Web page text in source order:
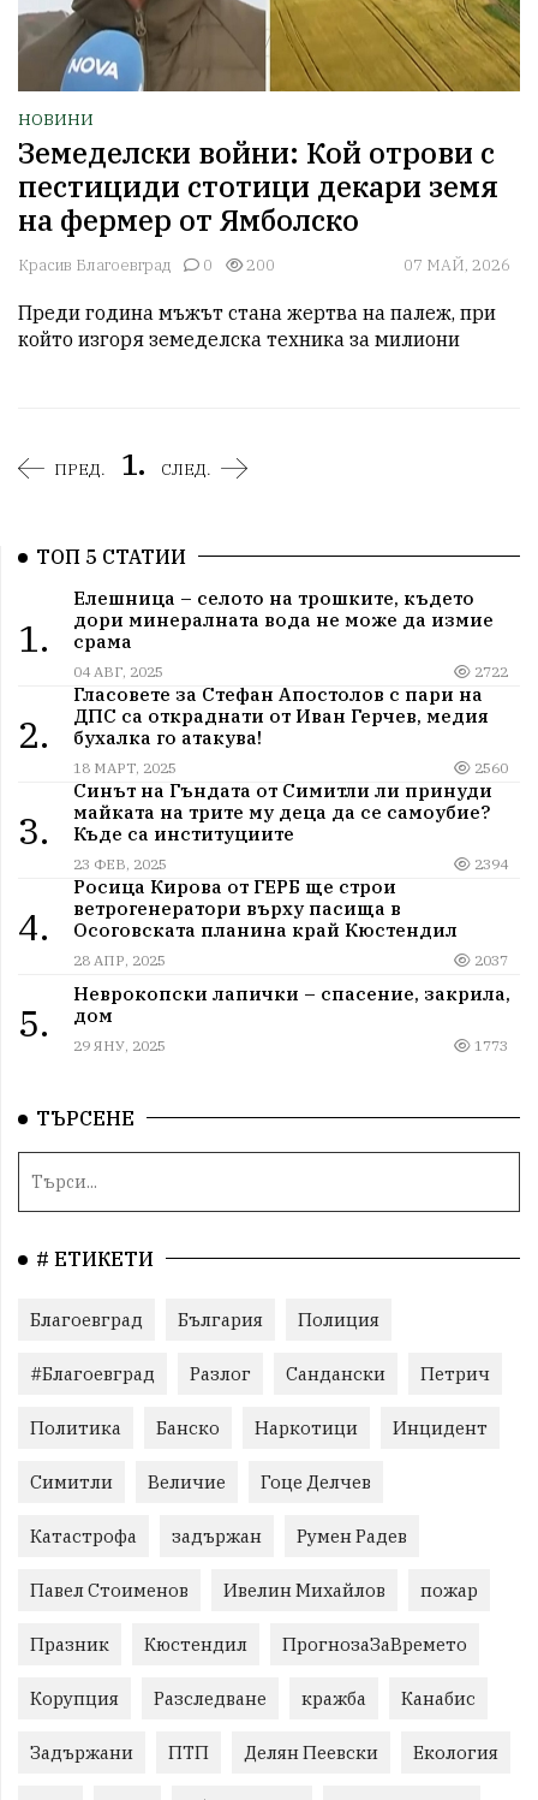
НОВИНИ
Земеделски войни: Кой отрови с
пестициди стотици декари земя
на фермер от Ямболско
Красив Благоевград 0 200 07 МАЙ, 2026
Преди година мъжът стана жертва на палеж, при
който изгоря земеделска техника за милиони
ПРЕД. 1. СЛЕД.
ТОП 5 СТАТИИ
1.
Елешница – селото на трошките, където
дори минералната вода не може да измие
срама
04 АВГ, 2025 2722
2.
Гласовете за Стефан Апостолов с пари на
ДПС са откраднати от Иван Герчев, медия
бухалка го атакува!
18 МАРТ, 2025 2560
3.
Синът на Гъндата от Симитли ли принуди
майката на трите му деца да се самоубие?
Къде са институциите
23 ФЕВ, 2025 2394
4.
Росица Кирова от ГЕРБ ще строи
ветрогенератори върху пасища в
Осоговската планина край Кюстендил
28 АПР, 2025 2037
5.
Неврокопски лапички – спасение, закрила,
дом
29 ЯНУ, 2025 1773
ТЪРСЕНЕ
# ЕТИКЕТИ
Благоевград България Полиция
#Благоевград Разлог Сандански Петрич
Политика Банско Наркотици Инцидент
Симитли Величие Гоце Делчев
Катастрофа задържан Румен Радев
Павел Стоименов Ивелин Михайлов пожар
Празник Кюстендил ПрогнозаЗаВремето
Корупция Разследване кражба Канабис
Задържани ПТП Делян Пеевски Екология